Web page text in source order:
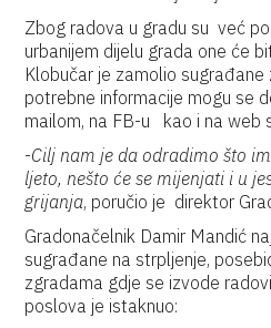
Zbog radova u gradu su već
urbanijem dijelu grada one će
Klobučar je zamolio sugrađane
potrebne informacije mogu se
mailom, na FB-u kao i na web
-Cilj nam je da odradimo što
ljeto, nešto će se mijenjati i u
grijanja, poručio je direktor
Gradonačelnik Damir Mandić
sugrađane na strpljenje,
zgradama gdje se izvode
poslova je istaknuo: